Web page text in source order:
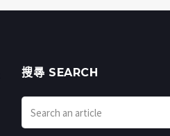
搜㝷 SEARCH